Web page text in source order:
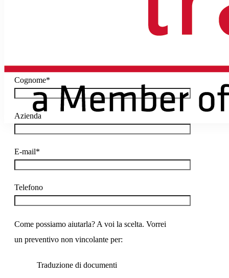
Cognome*
Azienda
E-mail*
Telefono
Come possiamo aiutarla? A voi la scelta. Vorrei
un preventivo non vincolante per:
Traduzione di documenti